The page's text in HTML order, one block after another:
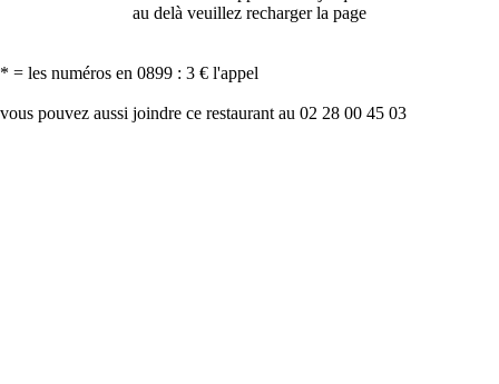
au delà veuillez recharger la page
* = les numéros en 0899 : 3 € l'appel
vous pouvez aussi joindre ce restaurant au 02 28 00 45 03